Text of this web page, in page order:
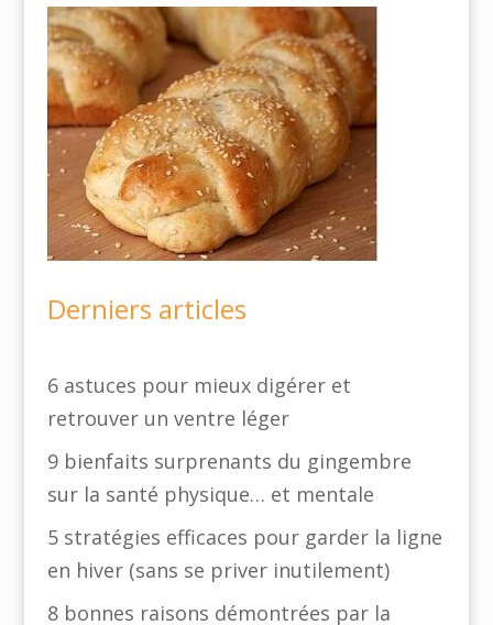
Derniers articles
6 astuces pour mieux digérer et
retrouver un ventre léger
9 bienfaits surprenants du gingembre
sur la santé physique… et mentale
5 stratégies efficaces pour garder la ligne
en hiver (sans se priver inutilement)
8 bonnes raisons démontrées par la